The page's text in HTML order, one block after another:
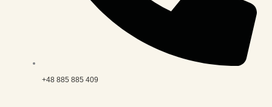
+48 885 885 409